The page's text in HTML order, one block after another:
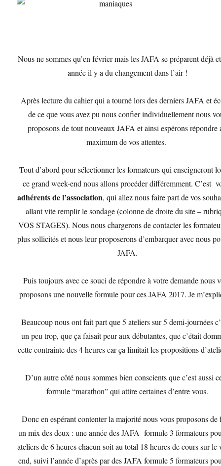
Nous ne sommes qu’en février mais les JAFA se préparent déjà
année il y a du changement dans l’air !
Après lecture du cahier qui a tourné lors des derniers JAFA et
de ce que vous avez pu nous confier individuellement nous
proposons de tout nouveaux JAFA et ainsi espérons répondre
maximum de vos attentes.
Tout d’abord pour sélectionner les formateurs qui enseigneront
ce grand week-end nous allons procéder différemment. C’est
adhérents de l’association, qui allez nous faire part de vos
allant vite remplir le sondage (colonne de droite du site –
VOS STAGES). Nous nous chargerons de contacter les
plus sollicités et nous leur proposerons d’embarquer avec nous
JAFA.
Puis toujours avec ce souci de répondre à votre demande nous
proposons une nouvelle formule pour ces JAFA 2017. Je
Beaucoup nous ont fait part que 5 ateliers sur 5 demi-journées
un peu trop, que ça faisait peur aux débutantes, que c’était
cette contrainte des 4 heures car ça limitait les propositions
D’un autre côté nous sommes bien conscients que c’est aussi
formule “marathon” qui attire certaines d’entre vous.
Donc en espérant contenter la majorité nous vous proposons de
un mix des deux : une année des JAFA formule 3 formateurs
ateliers de 6 heures chacun soit au total 18 heures de cours sur le
end, suivi l’année d’après par des JAFA formule 5 formateurs